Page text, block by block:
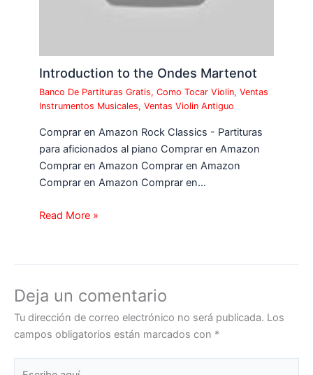
Introduction to the Ondes Martenot
Banco De Partituras Gratis,Como Tocar Violin,Ventas
Instrumentos Musicales,Ventas Violin Antiguo
Comprar en Amazon Rock Classics - Partituras
para aficionados al piano Comprar en Amazon
Comprar en Amazon Comprar en Amazon
Comprar en Amazon Comprar en…
Read More »
Deja un comentario
Tu dirección de correo electrónico no será publicada. Los
campos obligatorios están marcados con *